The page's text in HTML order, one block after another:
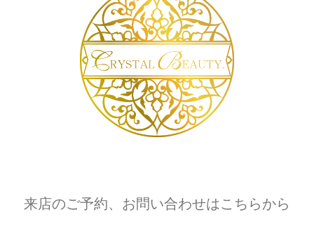
来店のご予約、お問い合わせはこちらから